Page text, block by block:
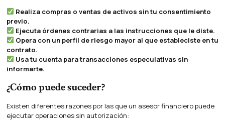
Realiza compras o ventas de activos sin tu consentimiento
previo.
Ejecuta órdenes contrarias a las instrucciones que le diste.
Opera con un perfil de riesgo mayor al que estableciste en tu
contrato.
Usa tu cuenta para transacciones especulativas sin
informarte.
¿Cómo puede suceder?
Existen diferentes razones por las que un asesor financiero puede
ejecutar operaciones sin autorización: